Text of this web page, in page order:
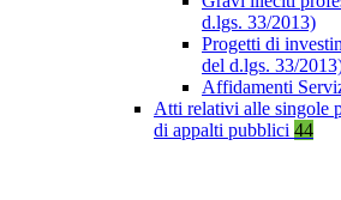
d.lgs. 33/2013)
Progetti di
del d.lgs. 33/
Affidamenti
Atti relativi alle singole
di appalti pubblici 44